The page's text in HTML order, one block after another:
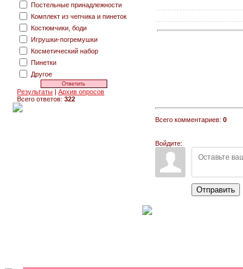
Постельные принадлежности
Комплект из чепчика и пинеток
Костюмчики, боди
Игрушки-погремушки
Косметический набор
Пинетки
Другое
Результаты |Архив опросов
Всего ответов:322
Всего комментариев:0
Войдите:
Отправить